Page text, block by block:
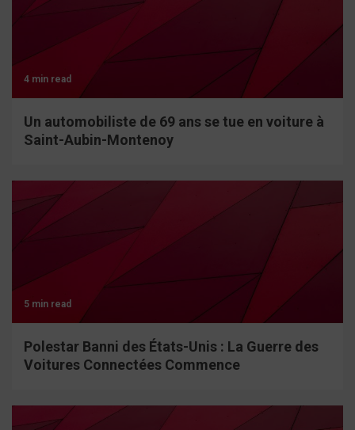
4 min read
Un automobiliste de 69 ans se tue en voiture à
Saint-Aubin-Montenoy
5 min read
Polestar Banni des États-Unis : La Guerre des
Voitures Connectées Commence